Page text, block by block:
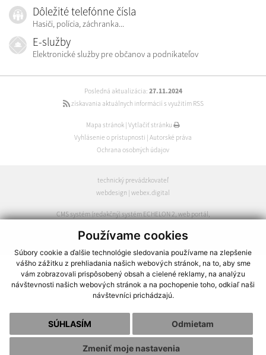
Používame cookies
Súbory cookie a ďalšie technológie sledovania používame na zlepšenie
vášho zážitku z prehliadania našich webových stránok, na to, aby sme
vám zobrazovali prispôsobený obsah a cielené reklamy, na analýzu
návštevnosti našich webových stránok a na pochopenie toho, odkiaľ naši
návštevníci prichádzajú.
SÚHLASÍM Odmietam
Zmeniť moje nastavenia
Dôležité telefónne čísla
Hasiči, polícia, záchranka...
E-služby
Elektronické služby pre občanov a podnikateľov
Posledná aktualizácia: 27.11.2024
získavania aktuálnych informácií s využitím RSS
Mapa stránok Vytlačiť stránku
Vyhlásenie o prístupnosti Autorské práva
Ochrana osobných údajov
technický prevádzkovateľ
webdesign webex.digital
CMS systém (redakčný) systém ECHELON 2,web portál,
spoločnosť webex.digital